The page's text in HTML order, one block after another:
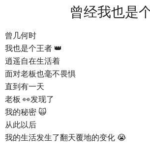
曾经我也是
曾几何时
我也是个王者 👑
逍遥自在生活着
面对老板也毫不畏惧
直到有一天
老板 👀发现了
我的秘密 🙀
从此以后
我的生活发生了翻天覆地的变化 😭